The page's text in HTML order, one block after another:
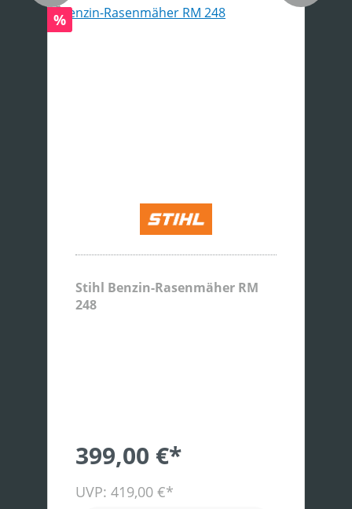
Rabatt
%
Stihl Benzin-Rasenmäher RM
248
399,00 €*
UVP: 419,00 €*